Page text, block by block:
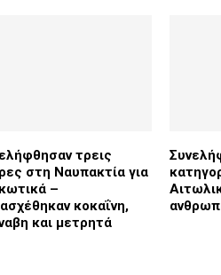
τρεις
στη Ναυπακτία για
–
κοκαΐνη,
και μετρητά